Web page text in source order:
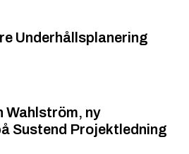
Underhållsplanering
Wahlström, ny
Sustend Projektledning